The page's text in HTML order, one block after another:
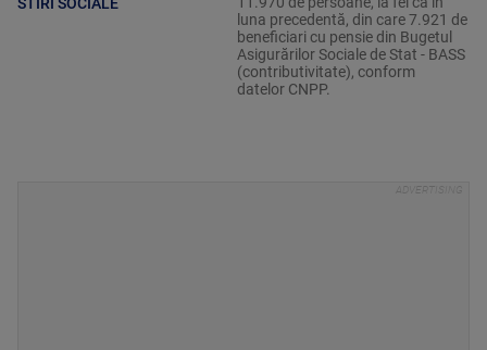
luna precedentă, din care 7.921 de
beneficiari cu pensie din Bugetul
Asigurărilor Sociale de Stat - BASS
(contributivitate), conform
datelor CNPP.